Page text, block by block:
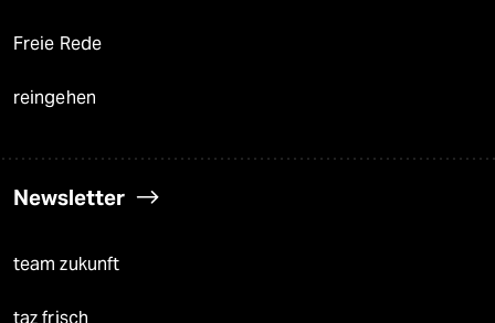
Freie Rede
reingehen
Newsletter
team zukunft
taz frisch